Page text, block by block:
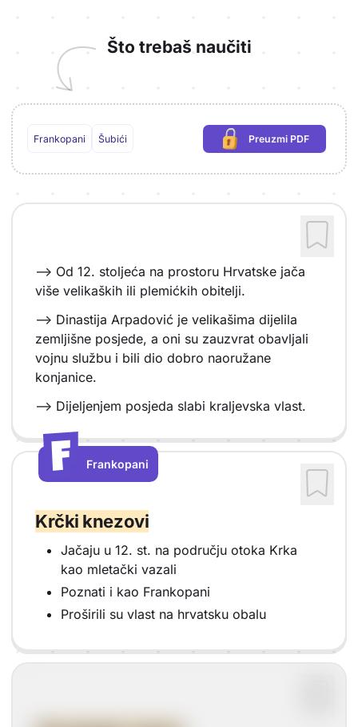
Što trebaš naučiti
Frankopani Šubići Preuzmi PDF
(potrebna prijava)
--> Od 12. stoljeća na prostoru Hrvatske jača
više velikaških ili plemićkih obitelji.
--> Dinastija Arpadović je velikašima dijelila
zemljišne posjede, a oni su zauzvrat obavljali
vojnu službu i bili dio dobro naoružane
konjanice.
--> Dijeljenjem posjeda slabi kraljevska vlast.
F
F
Frankopani
Krčki knezovi
Jačaju u 12. st. na području otoka Krka
kao mletački vazali
Poznati i kao Frankopani
Proširili su vlast na hrvatsku obalu